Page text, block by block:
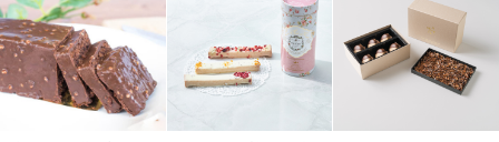
包装紙
ラッピングを施してお届けいたします。